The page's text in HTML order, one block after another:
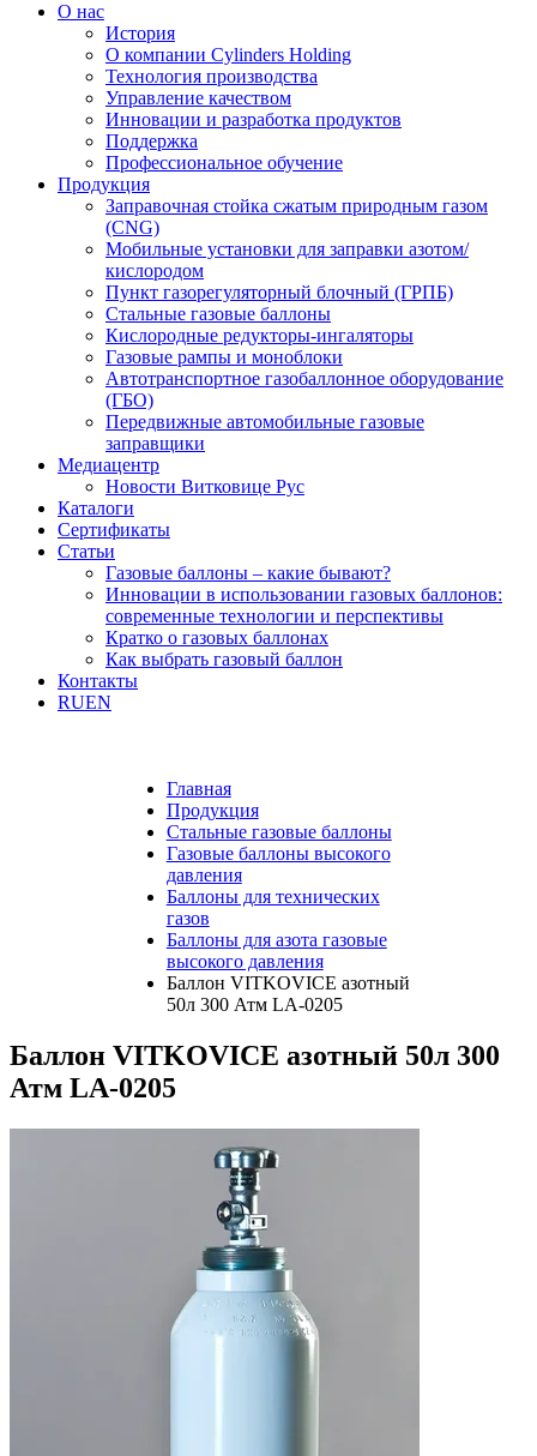
О нас
История
О компании Cylinders Holding
Технология производства
Управление качеством
Инновации и разработка продуктов
Поддержка
Профессиональное обучение
Продукция
Заправочная стойка сжатым природным газом
(CNG)
Мобильные установки для заправки азотом/
кислородом
Пункт газорегуляторный блочный (ГРПБ)
Стальные газовые баллоны
Кислородные редукторы-ингаляторы
Газовые рампы и моноблоки
Автотранспортное газобаллонное оборудование
(ГБО)
Передвижные автомобильные газовые
заправщики
Медиацентр
Новости Витковице Рус
Каталоги
Сертификаты
Статьи
Газовые баллоны – какие бывают?
Инновации в использовании газовых баллонов:
современные технологии и перспективы
Кратко о газовых баллонах
Как выбрать газовый баллон
Контакты
RUEN
Главная
Продукция
Стальные газовые баллоны
Газовые баллоны высокого
давления
Баллоны для технических
газов
Баллоны для азота газовые
высокого давления
Баллон VITKOVICE азотный
50л 300 Атм LA-0205
Баллон VITKOVICE азотный 50л 300
Атм LA-0205